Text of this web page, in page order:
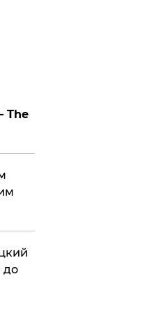
The
до